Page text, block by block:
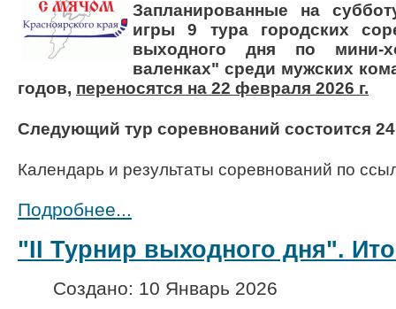
Запланированные на
игры 9 тура городских
выходного дня по
валенках" среди мужских
годов, переносятся на 22 февраля 2026 г.
Следующий тур соревнований состоится 24
Календарь и результаты соревнований по
Подробнее...
"II Турнир выходного дня".
Создано: 10 Январь 2026